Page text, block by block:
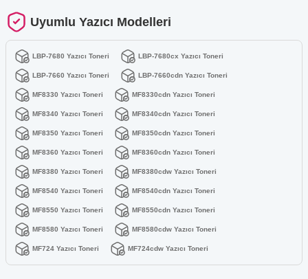
Uyumlu Yazıcı Modelleri
LBP-7680 Yazıcı Toneri LBP-7680cx Yazıcı Toneri
LBP-7660 Yazıcı Toneri LBP-7660cdn Yazıcı Toneri
MF8330 Yazıcı Toneri MF8330cdn Yazıcı Toneri
MF8340 Yazıcı Toneri MF8340cdn Yazıcı Toneri
MF8350 Yazıcı Toneri MF8350cdn Yazıcı Toneri
MF8360 Yazıcı Toneri MF8360cdn Yazıcı Toneri
MF8380 Yazıcı Toneri MF8380cdw Yazıcı Toneri
MF8540 Yazıcı Toneri MF8540cdn Yazıcı Toneri
MF8550 Yazıcı Toneri MF8550cdn Yazıcı Toneri
MF8580 Yazıcı Toneri MF8580cdw Yazıcı Toneri
MF724 Yazıcı Toneri MF724cdw Yazıcı Toneri